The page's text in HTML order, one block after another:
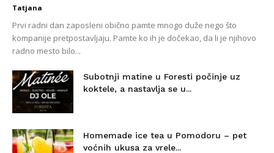
Tatjana
Prvi radni dan zaposleni obično pamte mnogo duže nego što
kompanije pretpostavljaju. Pamte ko ih je dočekao, da li je njihovo
radno mesto bilo...
Subotnji matine u Foresti počinje uz
koktele, a nastavlja se u...
Homemade ice tea u Pomodoru – pet
voćnih ukusa za vrele...